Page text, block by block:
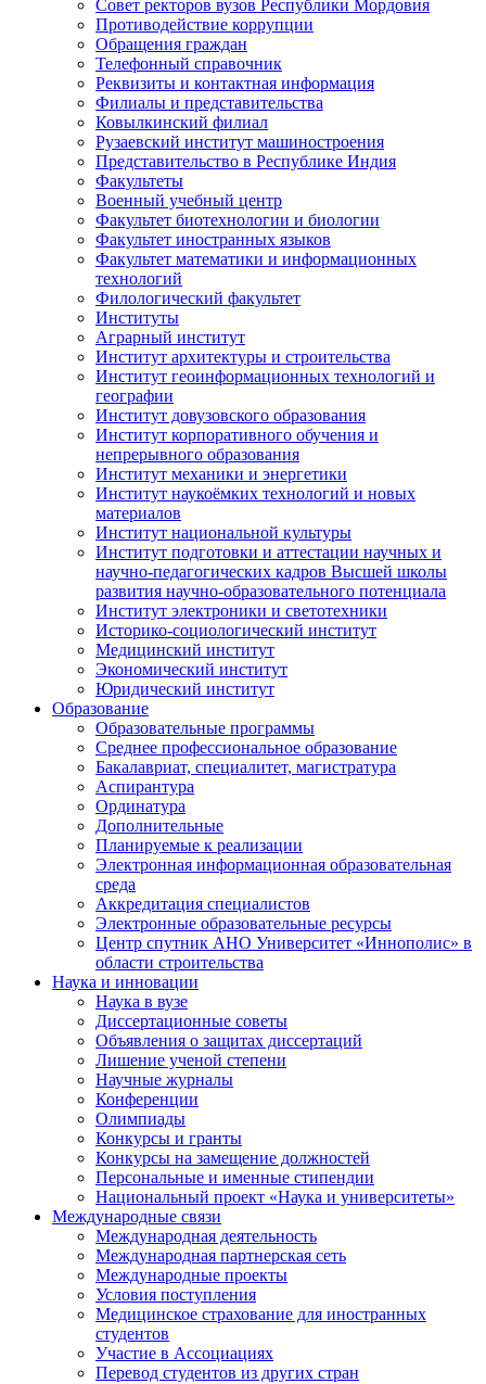
Совет ректоров вузов Республики Мордовия
Противодействие коррупции
Обращения граждан
Телефонный справочник
Реквизиты и контактная информация
Филиалы и представительства
Ковылкинский филиал
Рузаевский институт машиностроения
Представительство в Республике Индия
Факультеты
Военный учебный центр
Факультет биотехнологии и биологии
Факультет иностранных языков
Факультет математики и информационных
технологий
Филологический факультет
Институты
Аграрный институт
Институт архитектуры и строительства
Институт геоинформационных технологий и
географии
Институт довузовского образования
Институт корпоративного обучения и
непрерывного образования
Институт механики и энергетики
Институт наукоёмких технологий и новых
материалов
Институт национальной культуры
Институт подготовки и аттестации научных и
научно-педагогических кадров Высшей школы
развития научно-образовательного потенциала
Институт электроники и светотехники
Историко-социологический институт
Медицинский институт
Экономический институт
Юридический институт
Образование
Образовательные программы
Среднее профессиональное образование
Бакалавриат, специалитет, магистратура
Аспирантура
Ординатура
Дополнительные
Планируемые к реализации
Электронная информационная образовательная
среда
Аккредитация специалистов
Электронные образовательные ресурсы
Центр спутник АНО Университет «Иннополис» в
области строительства
Наука и инновации
Наука в вузе
Диссертационные советы
Объявления о защитах диссертаций
Лишение ученой степени
Научные журналы
Конференции
Олимпиады
Конкурсы и гранты
Конкурсы на замещение должностей
Персональные и именные стипендии
Национальный проект «Наука и университеты»
Международные связи
Международная деятельность
Международная партнерская сеть
Международные проекты
Условия поступления
Медицинское страхование для иностранных
студентов
Участие в Ассоциациях
Перевод студентов из других стран